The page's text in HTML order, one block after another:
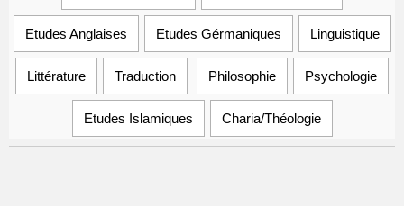
Etudes Anglaises Etudes Gérmaniques Linguistique
Littérature Traduction Philosophie Psychologie
Etudes Islamiques Charia/Théologie